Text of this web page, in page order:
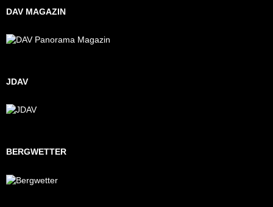
DAV MAGAZIN
JDAV
BERGWETTER